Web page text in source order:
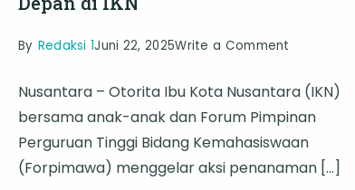
By Redaksi 1Juni 22, 2025Write a Comment
Peradaban
Baru:
Anak-
anak,
Nusantara – Otorita Ibu Kota Nusantara (IKN)
bersama anak-anak dan Forum Pimpinan
Perguruan Tinggi Bidang Kemahasiswaan
(Forpimawa) menggelar aksi penanaman […]